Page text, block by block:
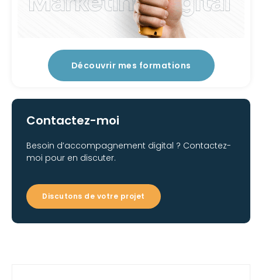
Découvrir mes formations
Contactez-moi
Besoin d’accompagnement digital ? Contactez-
moi pour en discuter.
Discutons de votre projet